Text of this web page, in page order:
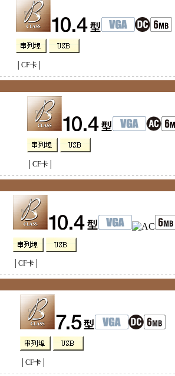
│CF卡│
│CF卡│
│CF卡│
│CF卡│